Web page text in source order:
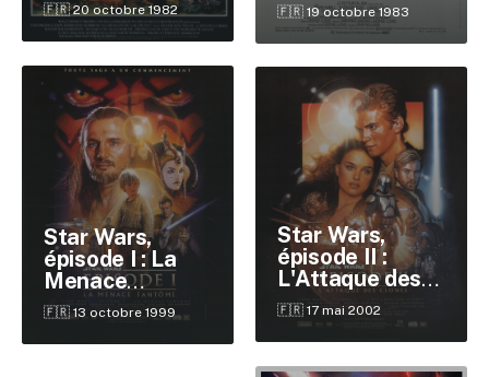
🇫🇷 20 octobre 1982 🇫🇷 19 octobre 1983
Star Wars,
épisode I : La
Menace
fantôme
🇫🇷 13 octobre 1999
Star Wars,
épisode II :
L'Attaque des
clones
🇫🇷 17 mai 2002
✕